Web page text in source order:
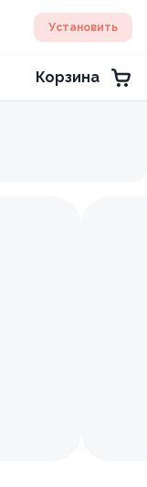
Установить
Корзина